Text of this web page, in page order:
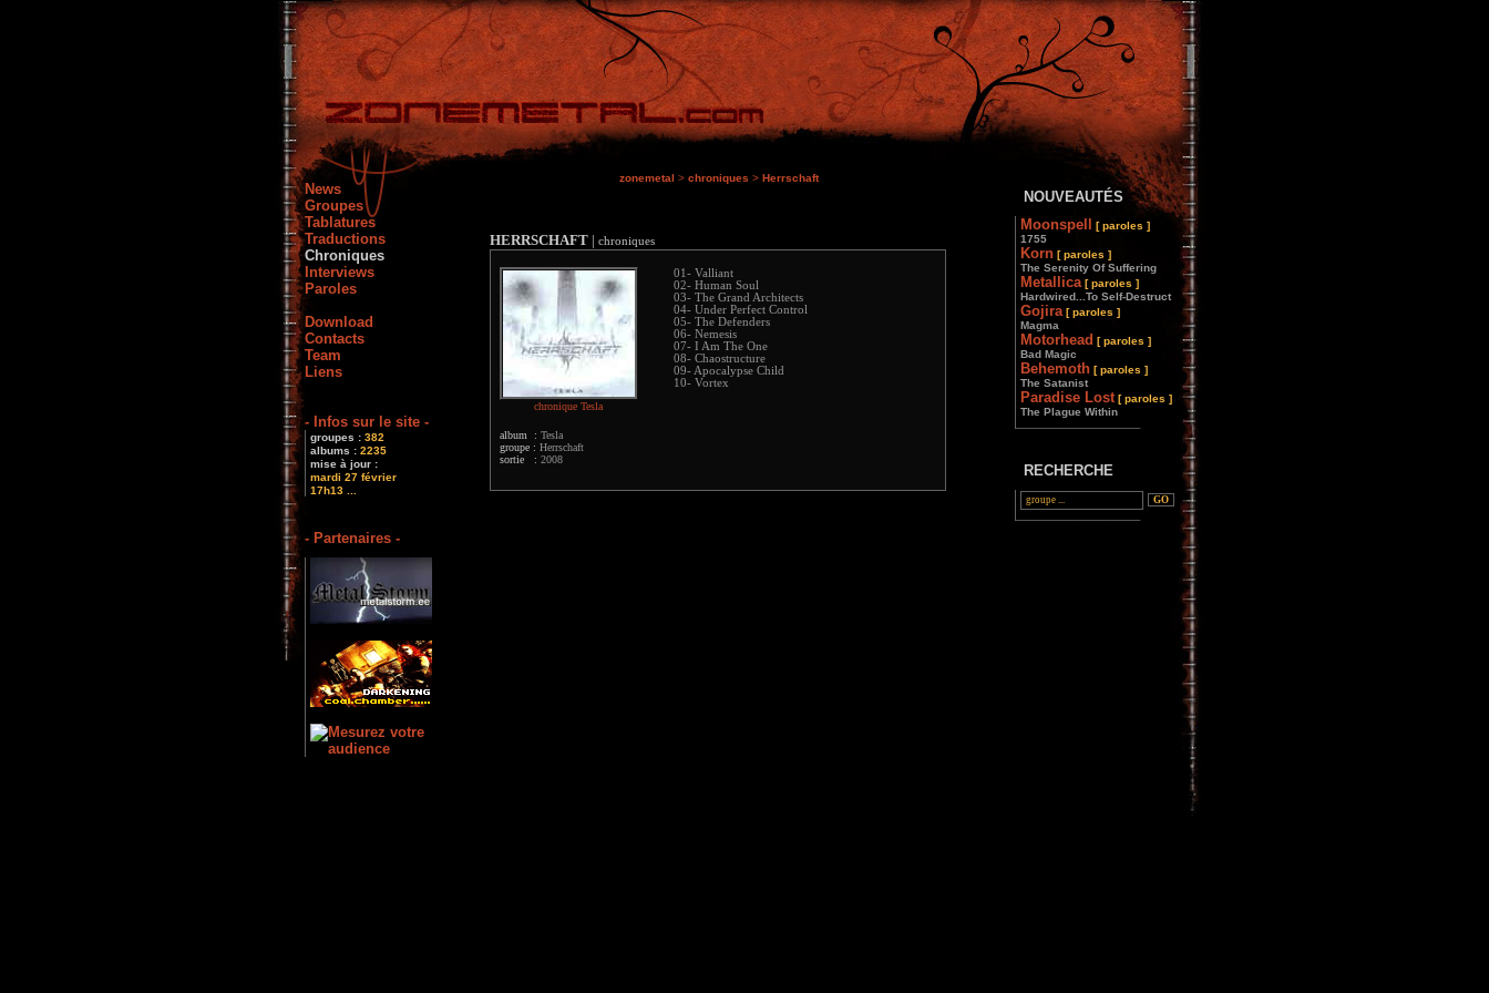
News
Groupes
Tablatures
Traductions
Chroniques
Interviews
Paroles
Download
Contacts
Team
Liens
- Infos sur le site -
groupes : 382
albums : 2235
mise à jour :
mardi 27 février
17h13 ...
- Partenaires -
zonemetal > chroniques > Herrschaft
HERRSCHAFT | chroniques
chronique Tesla
album : Tesla
groupe : Herrschaft
sortie : 2008
01- Valliant
02- Human Soul
03- The Grand Architects
04- Under Perfect Control
05- The Defenders
06- Nemesis
07- I Am The One
08- Chaostructure
09- Apocalypse Child
10- Vortex
NOUVEAUTÉS
Moonspell
[ paroles ]
1755
Korn [ paroles ]
The Serenity Of Suffering
Metallica [ paroles ]
Hardwired...To Self-Destruct
Gojira [ paroles ]
Magma
Motorhead [ paroles ]
Bad Magic
Behemoth [ paroles ]
The Satanist
Paradise Lost [ paroles ]
The Plague Within
________________
RECHERCHE
________________